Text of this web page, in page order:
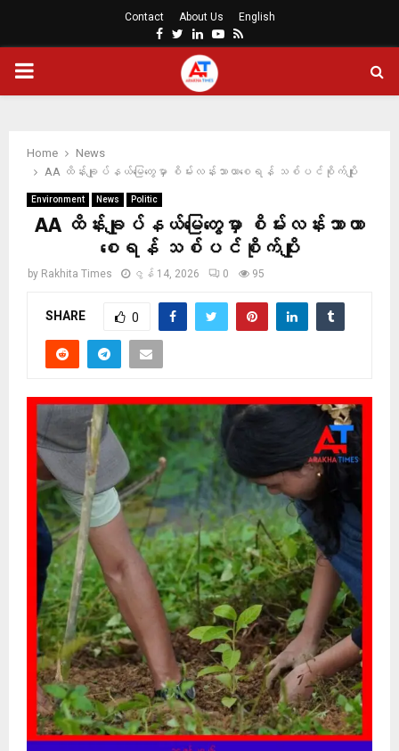
Contact About Us English
Facebook
Twitter
LinkedinYoutube
Rss
PRIMARY
Home
News
AA ထိန်းချုပ်နယ်မြေတွေမှာ စိမ်းလန်းသာယာစေရန် သစ်ပင်စိုက်ပျိုး
Environment News Politic
AA ထိန်းချုပ်နယ်မြေတွေမှာ စိမ်းလန်းသာယာ
စေရန် သစ်ပင်စိုက်ပျိုး
by Rakhita Times ဇွန် 14, 2026 0 95
SHARE 0